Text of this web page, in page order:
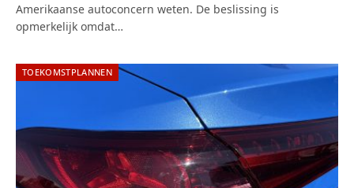
Amerikaanse autoconcern weten. De beslissing is
opmerkelijk omdat…
TOEKOMSTPLANNEN